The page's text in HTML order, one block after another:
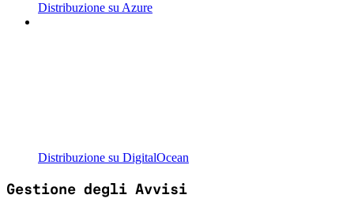
Distribuzione su Azure
Distribuzione su DigitalOcean
Gestione degli Avvisi